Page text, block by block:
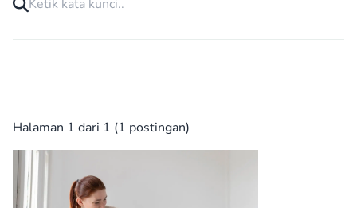
Halaman 1 dari 1 (1 postingan)